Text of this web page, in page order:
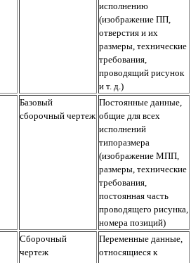
исполнению
(изображение ПП,
отверстия и их
размеры, технические
требования,
проводящий рисунок
и т. д.)
Базовый
сборочный чертеж
Постоянные данные,
общие для всех
исполнений
типоразмера
(изображение МПП,
размеры, технические
требования,
постоянная часть
проводящего рисунка,
номера позиций)
Сборочный
чертеж
Переменные данные,
относящиеся к